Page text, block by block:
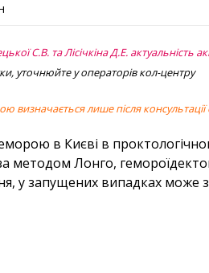
С.В. та Лісічкіна Д.Е. актуальність
уточнюйте у операторів кол-центру
визначається лише після консультації
в Києві в
методом Лонго,
у запущених випадках може